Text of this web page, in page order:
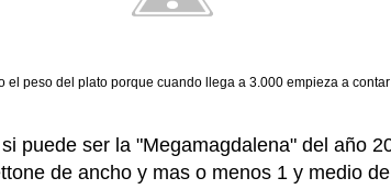
el peso del plato porque cuando llega a 3.000 empieza a
puede ser la "Megamagdalena" del año
de ancho y mas o menos 1 y medio